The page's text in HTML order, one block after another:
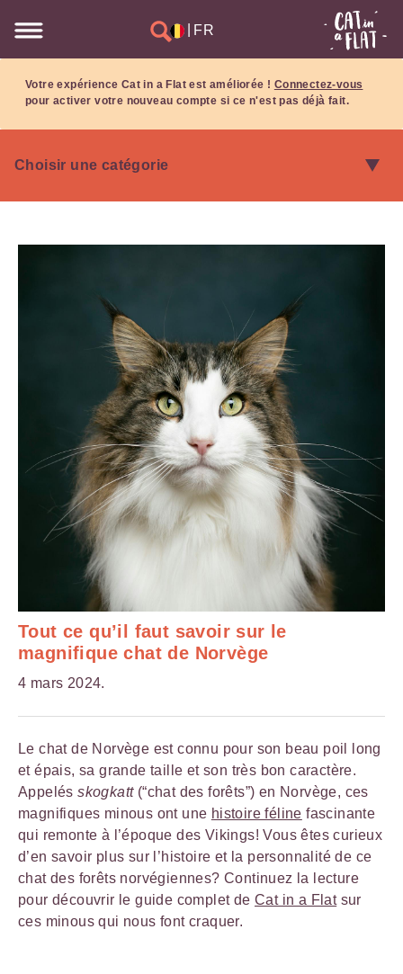
FR
Votre expérience Cat in a Flat est améliorée ! Connectez-vous
pour activer votre nouveau compte si ce n'est pas déjà fait.
Tout ce qu’il faut savoir sur le
magnifique chat de Norvège
4 mars 2024.
Le chat de Norvège est connu pour son beau poil long
et épais, sa grande taille et son très bon caractère.
Appelésskogkatt(“chat des forêts”) en Norvège, ces
magnifiques minous ont une histoire féline fascinante
qui remonte à l’époque des Vikings! Vous êtes curieux
d’en savoir plus sur l’histoire et la personnalité de ce
chat des forêts norvégiennes? Continuez la lecture
pour découvrir le guide complet de Cat in a Flatsur
ces minous qui nous font craquer.